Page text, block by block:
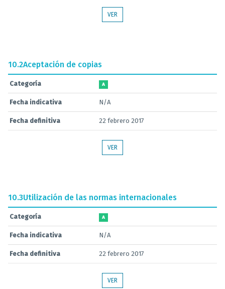
VER
10.2Aceptación de copias
Categoría A
Fecha indicativa N/A
Fecha definitiva 22 febrero 2017
VER
10.3Utilización de las normas internacionales
Categoría A
Fecha indicativa N/A
Fecha definitiva 22 febrero 2017
VER